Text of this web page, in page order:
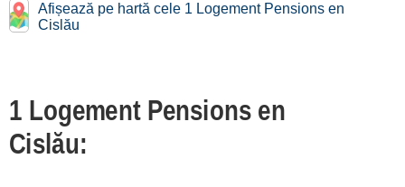
Afișează pe hartă cele 1 Logement Pensions en
Cislău
1 Logement Pensions en
Cislău:
Valea Lupului
[1 offers à 18.6 km]
Buzău